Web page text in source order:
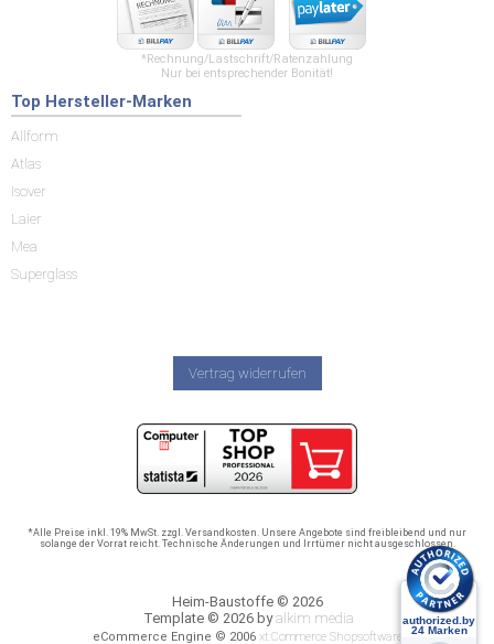
*Rechnung/Lastschrift/Ratenzahlung
Nur bei entsprechender Bonität!
Top Hersteller-Marken
Allform
Atlas
Isover
Laier
Mea
Superglass
Vertrag widerrufen
*Alle Preise inkl. 19% MwSt. zzgl. Versandkosten. Unsere Angebote sind freibleibend und nur
solange der Vorrat reicht. Technische Änderungen und Irrtümer nicht ausgeschlossen.
Heim-Baustoffe © 2026
Template © 2026 byalkim media
eCommerce Engine © 2006 xt:Commerce Shopsoftware